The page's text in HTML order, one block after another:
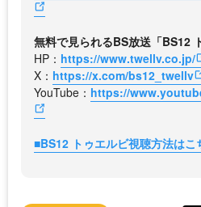
無料で見られるBS放送「BS12
HP： https://www.twellv.co.jp/
X： https://x.com/bs12_twellv
YouTube： https://
■BS12 トゥエルビ視聴方法はこ